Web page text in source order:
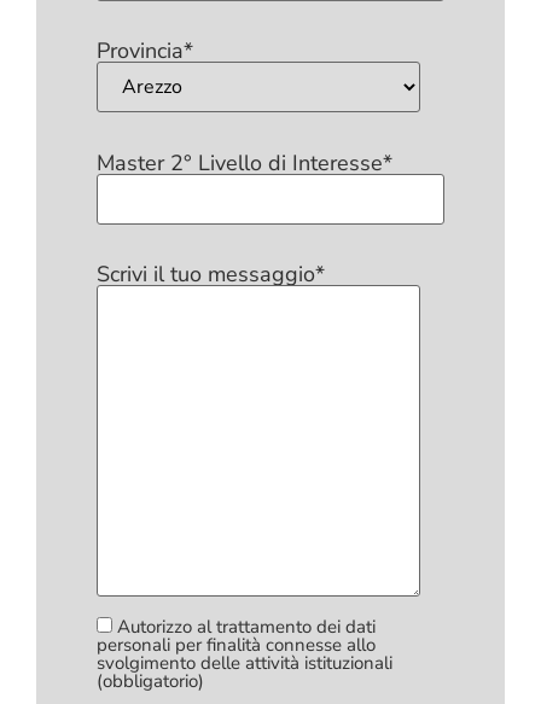
Provincia*
Master 2° Livello di Interesse*
Scrivi il tuo messaggio*
Autorizzo al trattamento dei dati
personali per finalità connesse allo
svolgimento delle attività istituzionali
(obbligatorio)